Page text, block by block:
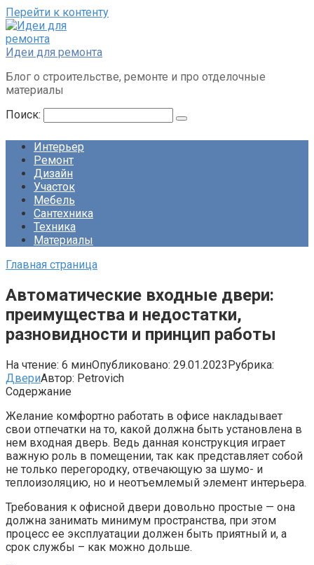
Перейти к контенту
Идеи для ремонта
Блог о строительстве, ремонте и про отделочные
материалы
Поиск:
Интерьер
Ремонт
Дизайн
Участок
Мебель
Сантехника
Техника
Материалы
Главная страница
Автоматические входные двери:
преимущества и недостатки,
разновидности и принцип работы
На чтение: 6 минОпубликовано: 29.01.2023Рубрика:
ДвериАвтор: Petrovich
Содержание
Желание комфортно работать в офисе накладывает
свои отпечатки на то, какой должна быть установлена в
нем входная дверь. Ведь данная конструкция играет
важную роль в помещении, так как представляет собой
не только перегородку, отвечающую за шумо- и
теплоизоляцию, но и неотъемлемый элемент интерьера.
Требования к офисной двери довольно простые — она
должна занимать минимум пространства, при этом
процесс ее эксплуатации должен быть приятный и, а
срок службы – как можно дольше.